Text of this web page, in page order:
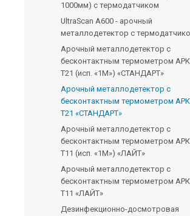
1000мм) с термодатчиком
UltraScan A600 - арочный
металлодетектор с
Арочный металлодетектор с
бесконтактным термометром
Т21 (исп. «1М») «СТАНДАРТ»
Арочный металлодетектор с
бесконтактным термометром
Т21 «СТАНДАРТ»
Арочный металлодетектор с
бесконтактным термометром
Т11 (исп. «1М») «ЛАЙТ»
Арочный металлодетектор с
бесконтактным термометром
Т11 «ЛАЙТ»
Дезинфекционно-досмотровая